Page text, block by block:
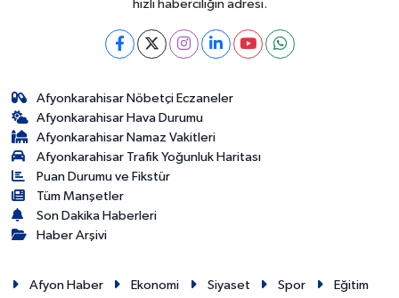
hızlı haberciliğin adresi.
Afyonkarahisar Nöbetçi Eczaneler
Afyonkarahisar Hava Durumu
Afyonkarahisar Namaz Vakitleri
Afyonkarahisar Trafik Yoğunluk Haritası
Puan Durumu ve Fikstür
Tüm Manşetler
Son Dakika Haberleri
Haber Arşivi
Afyon Haber Ekonomi Siyaset Spor
Eğitim